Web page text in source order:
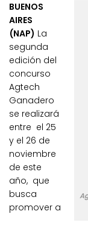
BUENOS
AIRES
(NAP) La
segunda
edición del
concurso
Agtech
Ganadero
se realizará
entre el 25
y el 26 de
noviembre
de este
año, que
busca
promover a